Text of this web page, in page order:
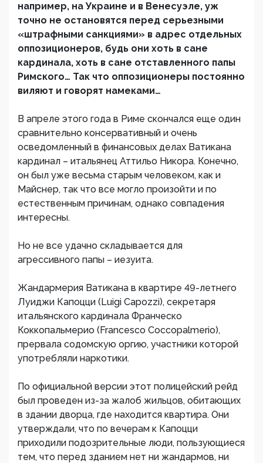
например, на Украине и в Венесуэле, уж
точно не остановятся перед серьезными
«штрафными санкциями» в адрес отдельных
оппозиционеров, будь они хоть в сане
кардинала, хоть в сане отставленного папы
Римского… Так что оппозиционеры постоянно
виляют и говорят намеками…
В апреле этого года в Риме скончался еще один
сравнительно консервативный и очень
осведомленный в финансовых делах Ватикана
кардинал – итальянец Аттильо Никора. Конечно,
он был уже весьма старым человеком, как и
Майснер, так что все могло произойти и по
естественным причинам, однако совпадения
интересны.
Но не все удачно складывается для
агрессивного папы – иезуита.
Жандармерия Ватикана в квартире 49-летнего
Луиджи Капоцци (Luigi Capozzi), секретаря
итальянского кардинала Франческо
Коккопальмерио (Francesco Coccopalmerio),
прервала содомскую оргию, участники которой
употребляли наркотики.
По официальной версии этот полицейский рейд
был проведен из-за жалоб жильцов, обитающих
в здании дворца, где находится квартира. Они
утверждали, что по вечерам к Капоцци
приходили подозрительные люди, пользующиеся
тем, что перед зданием нет ни жандармов, ни